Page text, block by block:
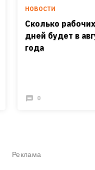
НОВОСТИ
Сколько
дней будет в
года
0
Реклама